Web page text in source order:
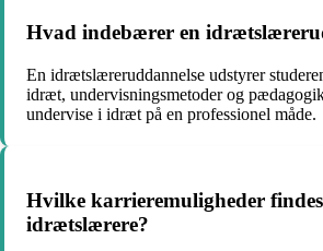
Hvad indebærer en
En idrætslæreruddannelse udstyrer
idræt, undervisningsmetoder og
undervise i idræt på en professionel måde.
Hvilke karrieremuligheder
idrætslærere?